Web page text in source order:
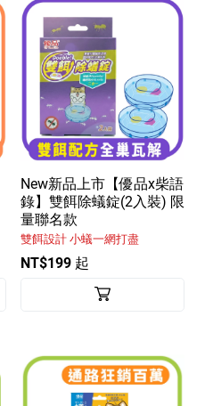
New新品上市【優品x柴語
錄】雙餌除蟻錠(2入裝) 限
量聯名款
雙餌設計 小蟻一網打盡
NT$199 起